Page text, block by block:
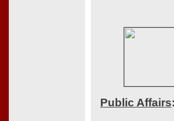
Public Affairs: